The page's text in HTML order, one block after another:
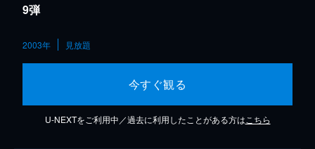
9弾
2003年 見放題
今すぐ観る
U-NEXTをご利用中／過去に利用したことがある方は こちら